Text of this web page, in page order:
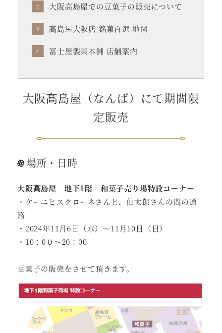
大阪高島屋での豆菓子の販売について
髙島屋大阪店 銘菓百選 地図
冨士屋製菓本舗 店舗案内
大阪髙島屋（なんば）にて期間限
定販売
場所・日時
大阪髙島屋 地下1階 和菓子売り場特設コーナー
・ケーニヒスクローネさんと、仙太郎さんの間の通
路
・2024年11月6日（水）～11月10日（日）
・10：0０～20：00
豆菓子の販売をさせて頂きます。